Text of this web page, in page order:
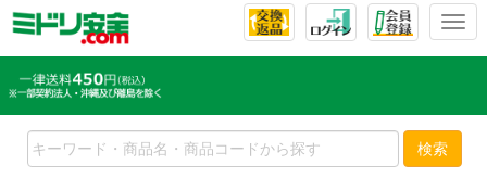
T
l
e
n
検索